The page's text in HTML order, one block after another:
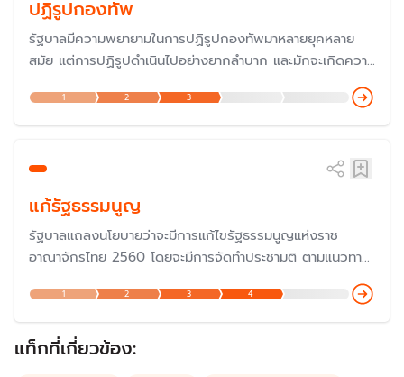
ปฏิรูปกองทัพ
รัฐบาลมีความพยายามในการปฏิรูปกองทัพมาหลายยุคหลาย
สมัย แต่การปฏิรูปดำเนินไปอย่างยากลำบาก และมักจะเกิดความ
พัฒนากองทัพให้ทันสมัย
1 2 3
แก้รัฐธรรมนูญ
รัฐบาลแถลงนโยบายว่าจะมีการแก้ไขรัฐธรรมนูญแห่งราช
อาณาจักรไทย 2560 โดยจะมีการจัดทำประชามติ ตามแนวทาง
ของศาลรัฐธรรมนูญเป็นหลัก
1 2 3 4
แท็กที่เกี่ยวข้อง: